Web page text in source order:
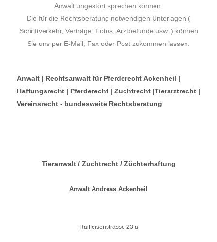
Anwalt ungestört sprechen können.
Die für die Rechtsberatung notwendigen Unterlagen (
Schriftverkehr, Verträge, Fotos, Arztbefunde usw. ) können
Sie uns per E-Mail, Fax oder Post zukommen lassen.
Anwalt | Rechtsanwalt für Pferderecht Ackenheil |
Haftungsrecht | Pferderecht | Zuchtrecht |Tierarztrecht |
Vereinsrecht - bundesweite Rechtsberatung
Tieranwalt / Zuchtrecht / Züchterhaftung
Anwalt Andreas Ackenheil
Raiffeisenstrasse 23 a